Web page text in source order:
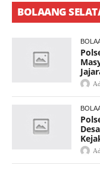
BOLAANG